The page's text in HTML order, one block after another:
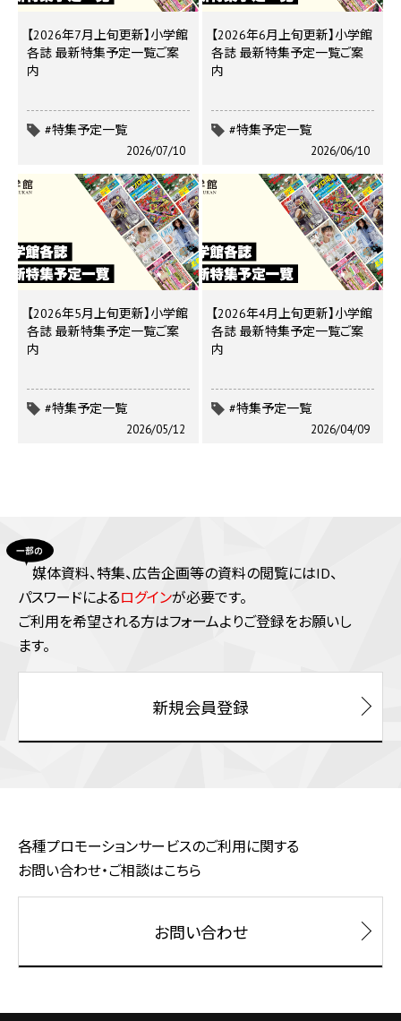
【2026年7月上旬更新】小学館
各誌 最新特集予定一覧ご案
内
#特集予定一覧
2026/07/10
【2026年6月上旬更新】小学館
各誌 最新特集予定一覧ご案
内
#特集予定一覧
2026/06/10
【2026年5月上旬更新】小学館
各誌 最新特集予定一覧ご案
内
#特集予定一覧
2026/05/12
【2026年4月上旬更新】小学館
各誌 最新特集予定一覧ご案
内
#特集予定一覧
2026/04/09
媒体資料、特集、広告企画等の資料の閲覧にはID、
パスワードによるログインが必要です。
ご利⽤を希望される⽅はフォームよりご登録をお願いし
ます。
新規会員登録
各種プロモーションサービスのご利用に関する
お問い合わせ・ご相談はこちら
お問い合わせ